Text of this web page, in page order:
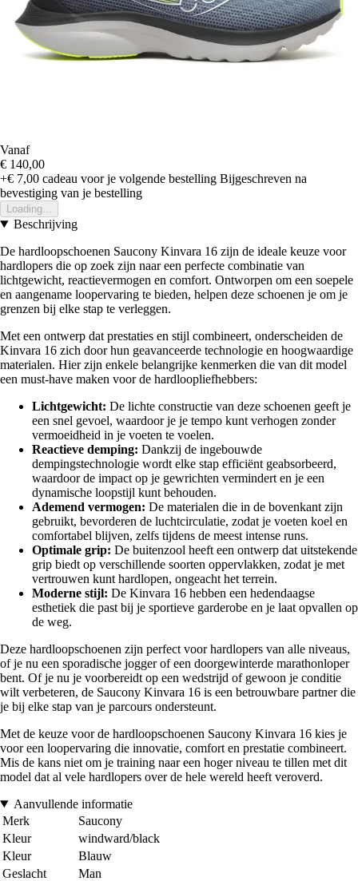
Vanaf
€ 140,00
+€ 7,00 cadeau voor je volgende bestelling Bijgeschreven na
bevestiging van je bestelling
Loading...
Beschrijving
De hardloopschoenen Saucony Kinvara 16 zijn de ideale keuze voor
hardlopers die op zoek zijn naar een perfecte combinatie van
lichtgewicht, reactievermogen en comfort. Ontworpen om een soepele
en aangename loopervaring te bieden, helpen deze schoenen je om je
grenzen bij elke stap te verleggen.
Met een ontwerp dat prestaties en stijl combineert, onderscheiden de
Kinvara 16 zich door hun geavanceerde technologie en hoogwaardige
materialen. Hier zijn enkele belangrijke kenmerken die van dit model
een must-have maken voor de hardloopliefhebbers:
Lichtgewicht: De lichte constructie van deze schoenen geeft je
een snel gevoel, waardoor je je tempo kunt verhogen zonder
vermoeidheid in je voeten te voelen.
Reactieve demping: Dankzij de ingebouwde
dempingstechnologie wordt elke stap efficiënt geabsorbeerd,
waardoor de impact op je gewrichten vermindert en je een
dynamische loopstijl kunt behouden.
Ademend vermogen: De materialen die in de bovenkant zijn
gebruikt, bevorderen de luchtcirculatie, zodat je voeten koel en
comfortabel blijven, zelfs tijdens de meest intense runs.
Optimale grip: De buitenzool heeft een ontwerp dat uitstekende
grip biedt op verschillende soorten oppervlakken, zodat je met
vertrouwen kunt hardlopen, ongeacht het terrein.
Moderne stijl: De Kinvara 16 hebben een hedendaagse
esthetiek die past bij je sportieve garderobe en je laat opvallen op
de weg.
Deze hardloopschoenen zijn perfect voor hardlopers van alle niveaus,
of je nu een sporadische jogger of een doorgewinterde marathonloper
bent. Of je nu je voorbereidt op een wedstrijd of gewoon je conditie
wilt verbeteren, de Saucony Kinvara 16 is een betrouwbare partner die
je bij elke stap van je parcours ondersteunt.
Met de keuze voor de hardloopschoenen Saucony Kinvara 16 kies je
voor een loopervaring die innovatie, comfort en prestatie combineert.
Mis de kans niet om je training naar een hoger niveau te tillen met dit
model dat al vele hardlopers over de hele wereld heeft veroverd.
Aanvullende informatie
Merk
Saucony
Kleur
windward/black
Kleur
Blauw
Geslacht
Man